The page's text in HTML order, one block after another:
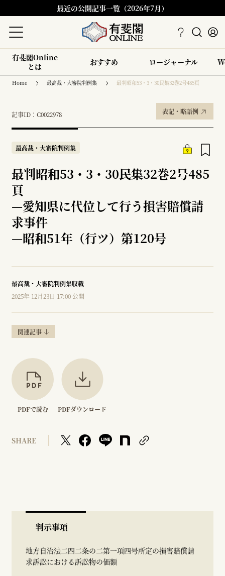
最近の公開記事一覧（2026年7月）
有斐閣Online
とは
おすすめ ロージャーナル
Home 最高裁・大審院判例集 最判昭和53・3・30民集32巻2号485頁
記事ID：C0022978 表記・略語例
最高裁・大審院判例集
最判昭和53・3・30民集32巻2号485
頁
—愛知県に代位して行う損害賠償請
求事件
—昭和51年（行ツ）第120号
最高裁・大審院判例集収載
2025年 12月23日 17:00 公開
関連記事
PDFで読む PDFダウンロード
SHARE
判示事項
地方自治法二四二条の二第一項四号所定の損害賠償請
求訴訟における訴訟物の価額